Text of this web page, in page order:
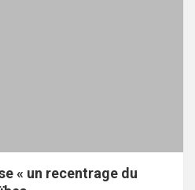
« un recentrage du